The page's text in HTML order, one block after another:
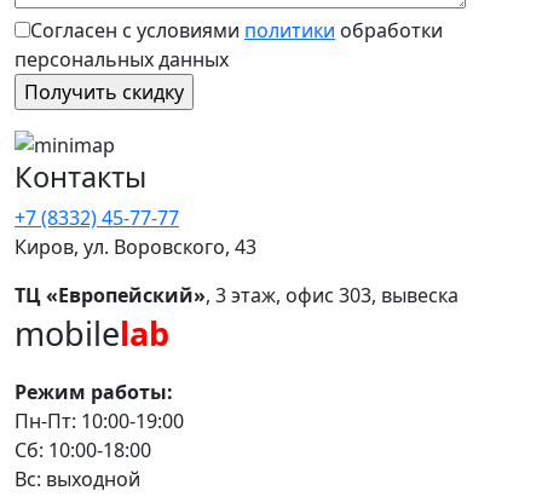
Согласен с условиями политики обработки
персональных данных
Контакты
+7 (8332) 45-77-77
Киров, ул. Воровского, 43
ТЦ «Европейский», 3 этаж, офис 303, вывеска
mobilelab
Режим работы:
Пн-Пт: 10:00-19:00
Сб: 10:00-18:00
Вс: выходной